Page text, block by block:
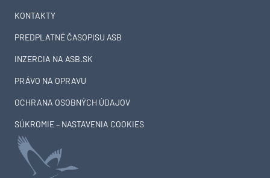
KONTAKTY
PREDPLATNÉ ČASOPISU ASB
INZERCIA NA ASB.SK
PRÁVO NA OPRAVU
OCHRANA OSOBNÝCH ÚDAJOV
SÚKROMIE – NASTAVENIA COOKIES